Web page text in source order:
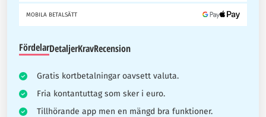
MOBILA BETALSÄTT
FördelarDetaljerKravRecension
Gratis kortbetalningar oavsett valuta.
Fria kontantuttag som sker i euro.
Tillhörande app men en mängd bra funktioner.